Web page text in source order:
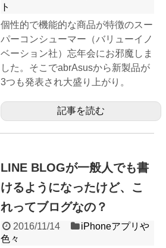
ト
個性的で機能的な商品が特徴のスー
パーコンシューマー（バリューイノ
ベーション社）忘年会にお邪魔しま
した。そこでabrAsusから新製品が
3つも発表され大盛り上がり。
記事を読む
LINE BLOGが一般人でも書
けるようになったけど、こ
れってブログなの？
2016/11/14
iPhoneアプリや
色々